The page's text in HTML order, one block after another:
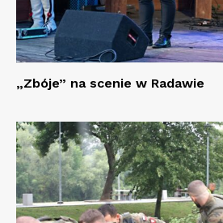
„Zbóje” na scenie w Radawie